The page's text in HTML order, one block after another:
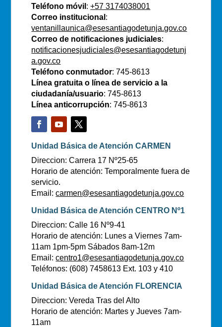
Teléfono móvil :+57 3174038001
Correo institucional :
ventanillaunica@esesantiagodetunja.gov.co
Correo de notificaciones judiciales:
notificacionesjudiciales@esesantiagodetunj
a.gov.co
Teléfono conmutador: 745-8613
Línea gratuita o línea de servicio a la
ciudadanía/usuario: 745-8613
Línea anticorrupción: 745-8613
Unidad Básica de Atención CARMEN
Direccion: Carrera 17 Nº25-65
Horario de atención: Temporalmente fuera de
servicio.
Email:carmen@esesantiagodetunja.gov.co
Unidad Básica de Atención CENTRO Nº1
Direccion: Calle 16 Nº9-41
Horario de atención: Lunes a Viernes 7am-
11am 1pm-5pm Sábados 8am-12m
Email:centro1@esesantiagodetunja.gov.co
Teléfonos: (608) 7458613 Ext. 103 y 410
Unidad Básica de Atención FLORENCIA
Direccion: Vereda Tras del Alto
Horario de atención: Martes y Jueves 7am-
11am